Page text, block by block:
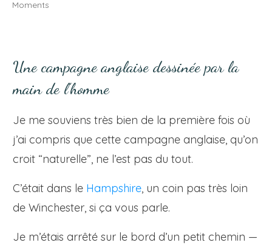
Moments
Une campagne anglaise dessinée par la
main de l’homme
Je me souviens très bien de la première fois où
j’ai compris que cette campagne anglaise, qu’on
croit “naturelle”, ne l’est pas du tout.
C’était dans le Hampshire, un coin pas très loin
de Winchester, si ça vous parle.
Je m’étais arrêté sur le bord d’un petit chemin —